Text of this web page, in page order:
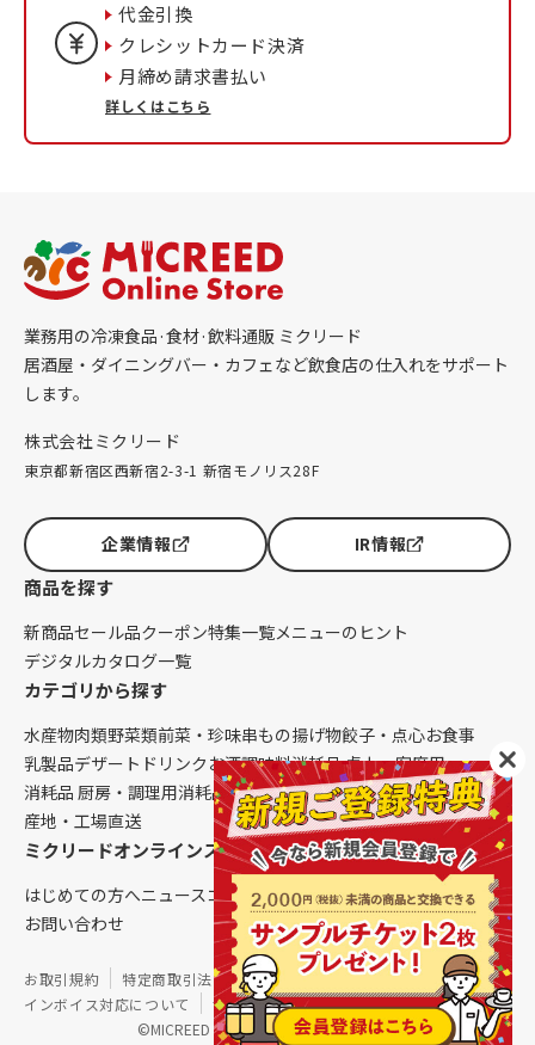
代金引換
クレシットカード決済
月締め請求書払い
詳しくはこちら
業務用の冷凍食品·食材·飲料通販 ミクリード
居酒屋・ダイニングバー・カフェなど飲食店の仕入れをサポート
します。
株式会社ミクリード
東京都新宿区西新宿2-3-1 新宿モノリス28F
企業情報 IR情報
商品を探す
新商品セール品クーポン特集一覧メニューのヒント
デジタルカタログ一覧
カテゴリから探す
水産物肉類野菜類前菜・珍味串もの揚げ物餃子・点心お食事
乳製品デザート ドリンク お酒調味料消耗品 卓上・客席用
消耗品 厨房・調理用消耗品 クレンリネス生鮮品（配送便限定）
産地・工場直送
ミクリードオンラインストアについて
はじめての方へニュースコラムご利用ガイド会社概要
お問い合わせ
©MICREED CO.,LTD. All Rights Reserved.
お取引規約 特定商取引法に基づく表記
個人情報保護方針
インボイス対応について
サイトマップ